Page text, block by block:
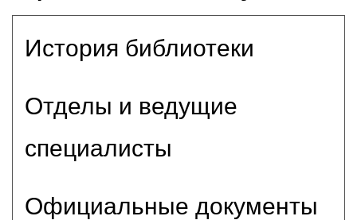
История библиотеки
Отделы и ведущие
специалисты
Официальные документы